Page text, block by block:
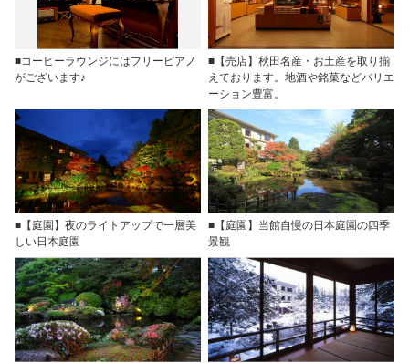
■コーヒーラウンジにはフリーピアノ
がございます♪
■【売店】秋田名産・お土産を取り揃
えております。地酒や銘菓などバリエ
ーション豊富。
■【庭園】夜のライトアップで一層美
しい日本庭園
■【庭園】当館自慢の日本庭園の四季
景観